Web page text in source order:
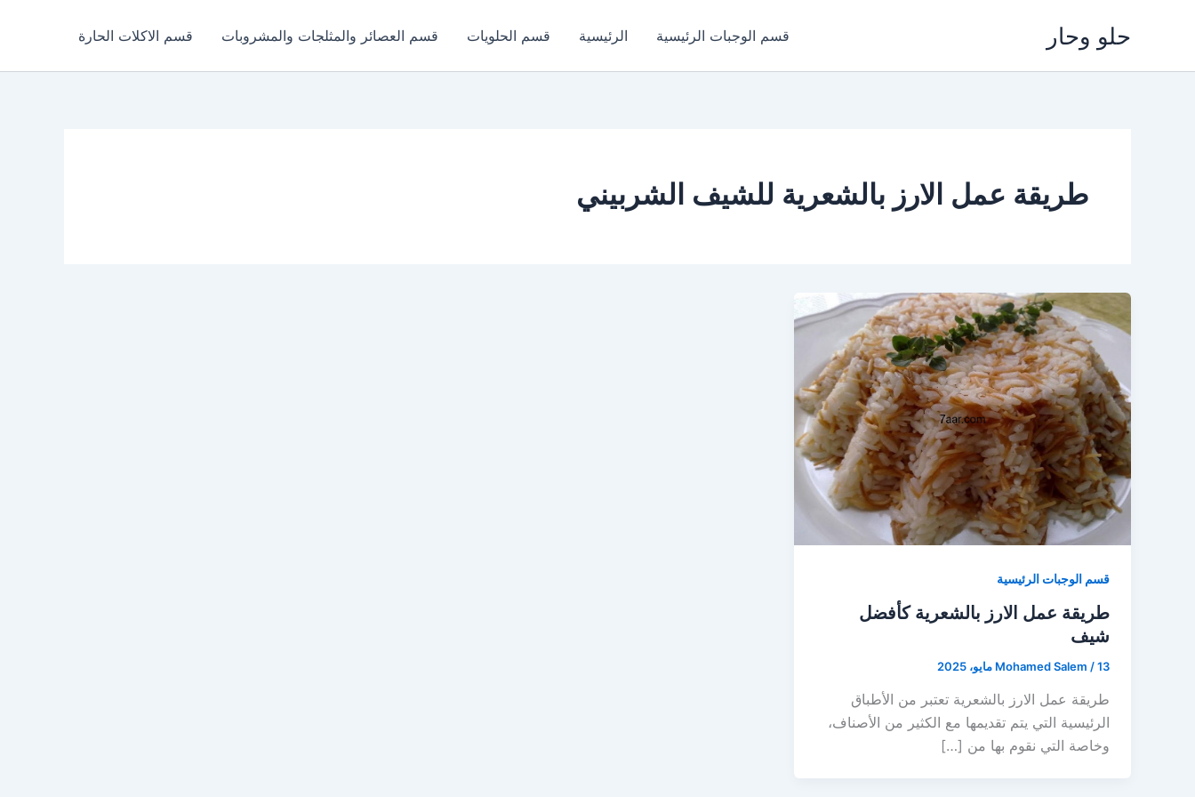
حلو وحار قسم الوجبات الرئيسية الرئيسية قسم الحلويات قسم العصائر والمثلجات والمشروبات قسم الاكلات الحارة
طريقة عمل الارز بالشعرية للشيف الشربيني
قسم الوجبات الرئيسية
طريقة عمل الارز بالشعرية كأفضل
شيف
Mohamed Salem /13 مايو، 2025
طريقة عمل الارز بالشعرية تعتبر من الأطباق
الرئيسية التي يتم تقديمها مع الكثير من الأصناف،
وخاصة التي نقوم بها من […]